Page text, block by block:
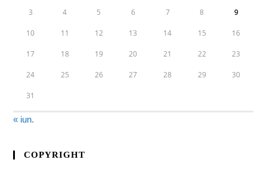
3 4 5 6 7 8 9
10 11 12 13 14 15 16
17 18 19 20 21 22 23
24 25 26 27 28 29 30
31
« iun.
COPYRIGHT